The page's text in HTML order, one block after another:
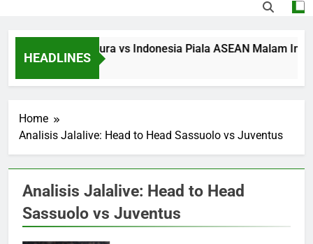
HEADLINES
Streaming Singapura vs Indonesia Piala ASEAN Malam Ini
55 Minutes Ago
Home
Analisis Jalalive: Head to Head Sassuolo vs Juventus
Analisis Jalalive: Head to Head
Sassuolo vs Juventus